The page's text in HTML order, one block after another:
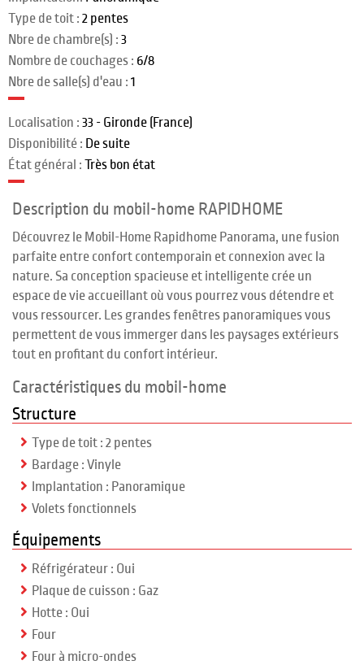
Type de toit : 2 pentes
Nbre de chambre(s) : 3
Nombre de couchages : 6/8
Nbre de salle(s) d'eau : 1
Localisation : 33 - Gironde (France)
Disponibilité : De suite
État général : Très bon état
Description du mobil-home RAPIDHOME
Découvrez le Mobil-Home Rapidhome Panorama, une fusion
parfaite entre confort contemporain et connexion avec la
nature. Sa conception spacieuse et intelligente crée un
espace de vie accueillant où vous pourrez vous détendre et
vous ressourcer. Les grandes fenêtres panoramiques vous
permettent de vous immerger dans les paysages extérieurs
tout en profitant du confort intérieur.
Caractéristiques du mobil-home
Structure
Type de toit : 2 pentes
Bardage : Vinyle
Implantation : Panoramique
Volets fonctionnels
Équipements
Réfrigérateur : Oui
Plaque de cuisson : Gaz
Hotte : Oui
Four
Four à micro-ondes